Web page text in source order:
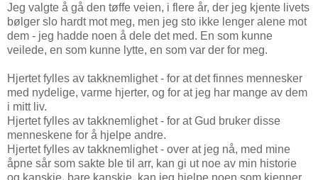
Jeg valgte å gå den tøffe veien, i flere år, der jeg kjente livets
bølger slo hardt mot meg, men jeg sto ikke lenger alene mot
dem - jeg hadde noen å dele det med. En som kunne
veilede, en som kunne lytte, en som var der for meg.
Hjertet fylles av takknemlighet - for at det finnes mennesker
med nydelige, varme hjerter, og for at jeg har mange av dem
i mitt liv.
Hjertet fylles av takknemlighet - for at Gud bruker disse
menneskene for å hjelpe andre.
Hjertet fylles av takknemlighet - over at jeg nå, med mine
åpne sår som sakte ble til arr, kan gi ut noe av min historie
og kanskje, bare kanskje, kan jeg hjelpe noen som kjenner